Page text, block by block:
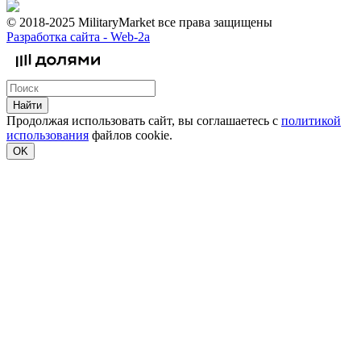
© 2018-2025 MilitaryMarket все права защищены
Разработка сайта - Web-2a
Найти
Продолжая использовать сайт, вы соглашаетесь с политикой
использования файлов cookie.
OK